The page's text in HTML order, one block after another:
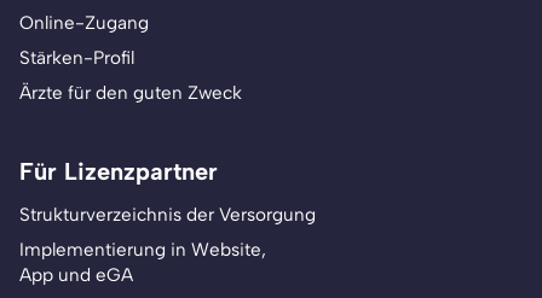
Online-Zugang
Stärken-Profil
Ärzte für den guten Zweck
Für Lizenzpartner
Strukturverzeichnis der Versorgung
Implementierung in Website,
App und eGA